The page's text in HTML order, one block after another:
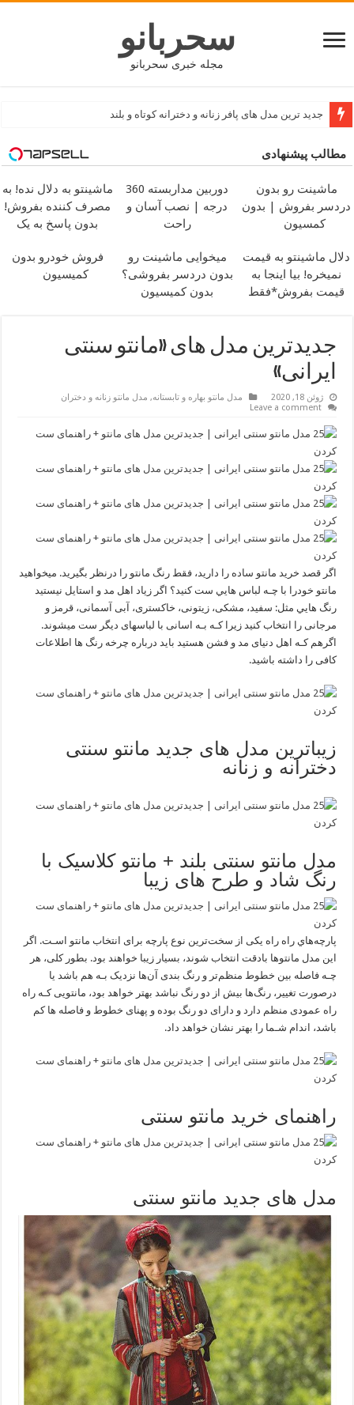
سحربانو
مجله خبری سحربانو
جدید ترین مدل های پافر زنانه و دخترانه کوتاه و بلند
مطالب پیشنهادی
ماشینت رو بدون
دردسر بفروش | بدون
کمسیون
دوربین مداربسته 360
درجه | نصب آسان و
راحت
ماشینتو به دلال نده! به
مصرف کننده بفروش!
بدون پاسخ به یک
دلال ماشینتو به قیمت
نمیخره! بیا اینجا به
قیمت بفروش*فقط
میخوایی ماشینت رو
بدون دردسر بفروشی؟
بدون کمیسیون
فروش خودرو بدون
کمیسیون
جدیدترین مدل های «مانتو سنتی
ایرانی»
ژوئن 18, 2020 مدل مانتو بهاره و تابستانه, مدل مانتو زنانه و دختران
Leave a comment
اگر قصد خرید مانتو ساده را دارید، فقط رنگ مانتو را درنظر بگیرید. میخواهید
مانتو خودرا با چـه لباس هایي ست کنید؟ اگر زیاد اهل مد و استایل نیستید
رنگ هایي مثل: سفید، مشکی، زیتونی، خاکستری، آبی آسمانی، قرمز و
مرجانی را انتخاب کنید زیرا کـه بـه اسانی با لباسهای دیگر ست میشوند.
اگرهم کـه اهل دنیای مد و فشن هستید باید درباره چرخه رنگ ها اطلاعات
کافی را داشته باشید.
زیباترین مدل های جدید مانتو سنتی
دخترانه و زنانه
مدل مانتو سنتی بلند + مانتو کلاسیک با
رنگ شاد و طرح های زیبا
پارچه‌هاي راه راه یکی از سخت‌ترین نوع پارچه برای انتخاب مانتو اسـت. اگر
این مدل مانتوها بادقت انتخاب شوند، بسیار زیبا خواهند بود. بطور کلی، هر
چـه فاصله بین خطوط منظم‌تر و رنگ بندی آن‌ها نزدیک بـه هم باشد یا
درصورت تغییر، رنگ‌ها بیش از دو رنگ نباشد بهتر خواهد بود، مانتویی کـه راه
راه عمودی منظم دارد و دارای دو رنگ بوده و پهنای خطوط و فاصله ها کم
باشد، اندام شـما را بهتر نشان خواهد داد.
راهنمای خرید مانتو سنتی
مدل های جدید مانتو سنتی